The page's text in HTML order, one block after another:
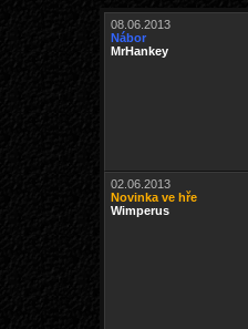
08.06.2013
Nábor
MrHankey
02.06.2013
Novinka ve hře
Wimperus